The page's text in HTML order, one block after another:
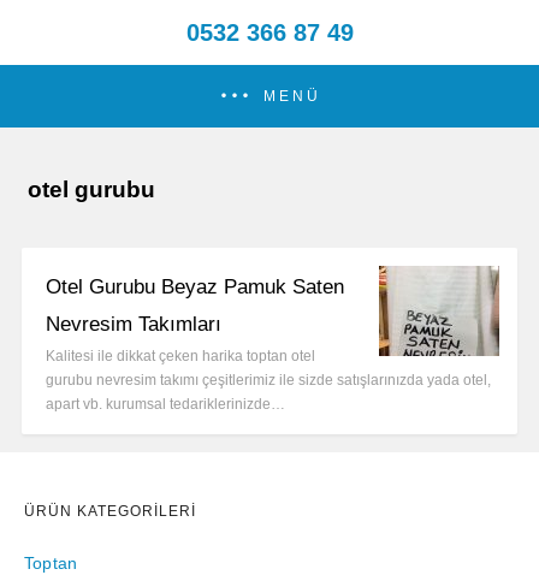
0532 366 87 49
MENÜ
otel gurubu
Otel Gurubu Beyaz Pamuk Saten
Nevresim Takımları
Kalitesi ile dikkat çeken harika toptan otel
gurubu nevresim takımı çeşitlerimiz ile sizde satışlarınızda yada otel,
apart vb. kurumsal tedariklerinizde…
ÜRÜN KATEGORILERI
Toptan